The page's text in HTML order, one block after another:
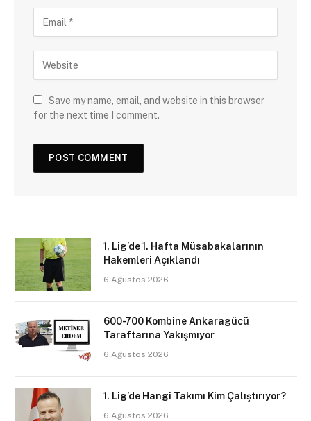
Save my name, email, and website in this browser
for the next time I comment.
1. Lig’de 1. Hafta Müsabakalarının
Hakemleri Açıklandı
6 Ağustos 2026
600-700 Kombine Ankaragücü
Taraftarına Yakışmıyor
6 Ağustos 2026
1. Lig’de Hangi Takımı Kim Çalıştırıyor?
6 Ağustos 2026